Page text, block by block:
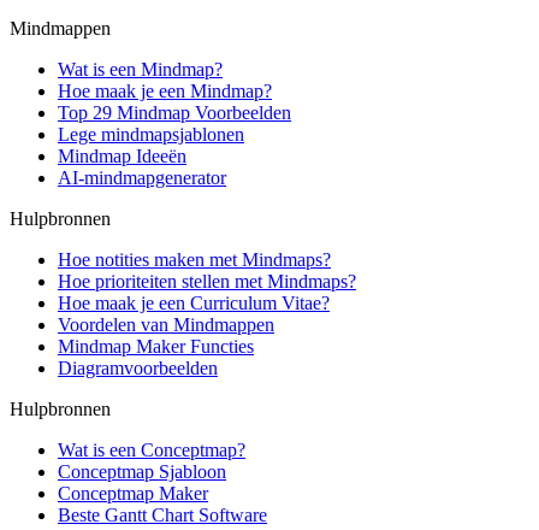
Mindmappen
Wat is een Mindmap?
Hoe maak je een Mindmap?
Top 29 Mindmap Voorbeelden
Lege mindmapsjablonen
Mindmap Ideeën
AI-mindmapgenerator
Hulpbronnen
Hoe notities maken met Mindmaps?
Hoe prioriteiten stellen met Mindmaps?
Hoe maak je een Curriculum Vitae?
Voordelen van Mindmappen
Mindmap Maker Functies
Diagramvoorbeelden
Hulpbronnen
Wat is een Conceptmap?
Conceptmap Sjabloon
Conceptmap Maker
Beste Gantt Chart Software